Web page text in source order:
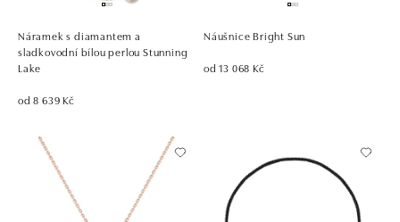
Náramek s diamantem a
sladkovodní bílou perlou Stunning
Lake
od 8 639 Kč
Náušnice Bright Sun
od 13 068 Kč